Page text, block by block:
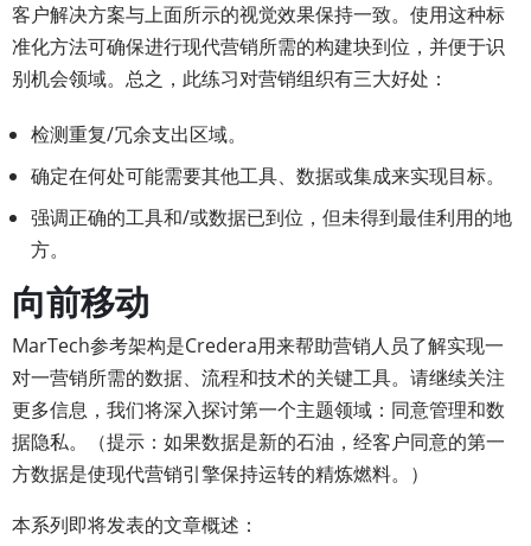
客户解决方案与上面所示的视觉效果保持一致。使用这种标
准化方法可确保进行现代营销所需的构建块到位，并便于识
别机会领域。总之，此练习对营销组织有三大好处：
检测重复/冗余支出区域。
确定在何处可能需要其他工具、数据或集成来实现目标。
强调正确的工具和/或数据已到位，但未得到最佳利用的地
方。
向前移动
MarTech参考架构是Credera用来帮助营销人员了解实现一
对一营销所需的数据、流程和技术的关键工具。请继续关注
更多信息，我们将深入探讨第一个主题领域：同意管理和数
据隐私。（提示：如果数据是新的石油，经客户同意的第一
方数据是使现代营销引擎保持运转的精炼燃料。）
本系列即将发表的文章概述：